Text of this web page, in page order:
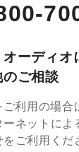
ーディオ
ご相談
ご利用の場合
ーネットによ
ご利用くだ